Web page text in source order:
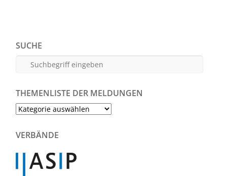
SUCHE
THEMENLISTE DER MELDUNGEN
Themenliste
Meldungen
VERBÄNDE